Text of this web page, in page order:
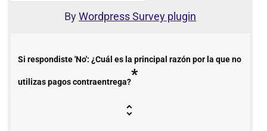
ByWordpress Survey plugin
Si respondiste 'No': ¿Cuál es la principal razón por la que no
utilizas pagos contraentrega?*